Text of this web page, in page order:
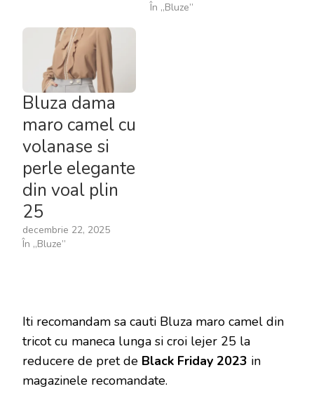
În „Bluze”
Bluza dama
maro camel cu
volanase si
perle elegante
din voal plin
25
decembrie 22, 2025
În „Bluze”
Iti recomandam sa cauti Bluza maro camel din
tricot cu maneca lunga si croi lejer 25 la
reducere de pret de Black Friday 2023 in
magazinele recomandate.